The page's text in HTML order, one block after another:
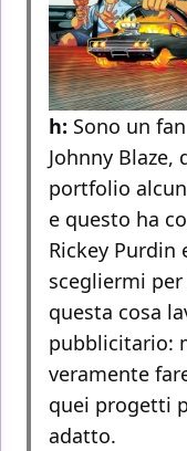
h: Sono un
Johnny
portfolio
e questo ha
Rickey Purdin
scegliermi
questa cosa
pubblicitario:
veramente
quei progetti
adatto.